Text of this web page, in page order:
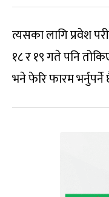
त्यसका लागि प्रवेश
१८ र १९ गते पनि
भने फेरि फारम भर्नुपर्ने